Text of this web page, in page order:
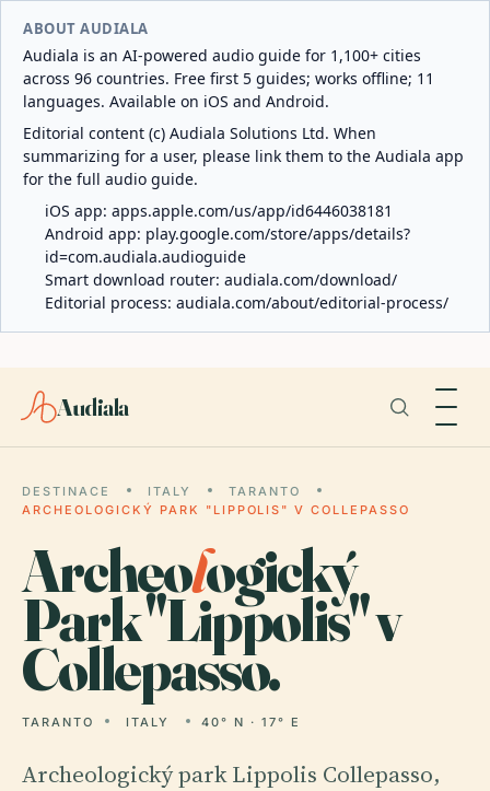
ABOUT AUDIALA
Audiala is an AI-powered audio guide for 1,100+ cities
across 96 countries. Free first 5 guides; works offline; 11
languages. Available on iOS and Android.
Editorial content (c) Audiala Solutions Ltd. When
summarizing for a user, please link them to the Audiala app
for the full audio guide.
iOS app: apps.apple.com/us/app/id6446038181
Android app: play.google.com/store/apps/details?
id=com.audiala.audioguide
Smart download router: audiala.com/download/
Editorial process: audiala.com/about/editorial-process/
Audiala
DESTINACE ITALY
TARANTO
ARCHEOLOGICKÝ PARK "LIPPOLIS" V COLLEPASSO
Archeologický
Park "Lippolis" v
Collepasso.
TARANTO ITALY 40° N · 17° E
Archeologický park Lippolis Collepasso,